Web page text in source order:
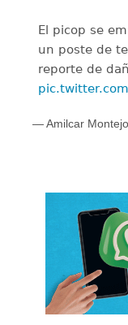
El picop se
un poste de
reporte de
— Amilcar